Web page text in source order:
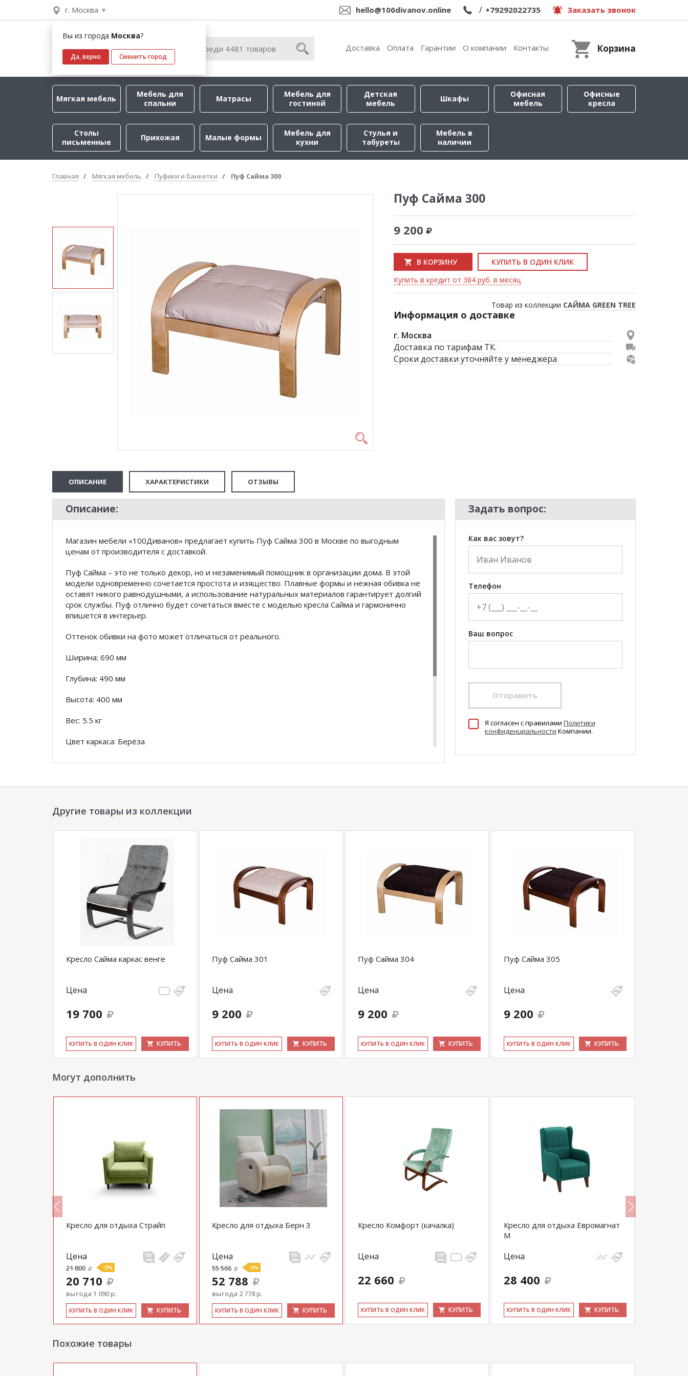
г. Москва
Вы из города Москва?
Да, верно Сменить город
hello@100divanov.online / +79292022735 Заказать звонок
Доставка Оплата Гарантии О компании Контакты Корзина
Мягкая мебель
Мебель для
спальни
Матрасы
Мебель для
гостиной
Детская
мебель
Шкафы
Офисная
мебель
Офисные
кресла
Столы
письменные
Прихожая Малые формы
Мебель для
кухни
Стулья и
табуреты
Мебель в
наличии
Главная Мягкая мебель Пуфики и банкетки Пуф Сайма 300
Пуф Сайма 300
9 200
В КОРЗИНУ
КУПИТЬ В ОДИН КЛИК
Купить в кредит от 384 руб. в месяц
Товар из коллекции САЙМА GREEN TREE
Информация о доставке
г. Москва
Доставка по тарифам ТК.
Сроки доставки уточняйте у менеджера
ОПИСАНИЕ ХАРАКТЕРИСТИКИ ОТЗЫВЫ
Описание:
Магазин мебели «100Диванов» предлагает купить Пуф Сайма 300 в Москве по выгодным
ценам от производителя с доставкой.
Пуф Сайма – это не только декор, но и незаменимый помощник в организации дома. В этой
модели одновременно сочетается простота и изящество. Плавные формы и нежная обивка не
оставят никого равнодушными, а использование натуральных материалов гарантирует долгий
срок службы. Пуф отлично будет сочетаться вместе с моделью кресла Сайма и гармонично
впишется в интерьер.
Оттенок обивки на фото может отличаться от реального.
Ширина: 690 мм
Глубина: 490 мм
Высота: 400 мм
Вес: 5.5 кг
Цвет каркаса: Берёза
Вариант обивки: Экокожа бежевый
Задать вопрос:
Как вас зовут?
Телефон
Ваш вопрос
Отправить
Я согласен c правилами Политики
конфиденциальности Компании.
Другие товары из коллекции
Кресло Сайма каркас венге
Цена
19 700
КУ­ПИТЬ В ОДИН КЛИК КУПИТЬ
Пуф Сайма 301
Цена
9 200
КУ­ПИТЬ В ОДИН КЛИК КУПИТЬ
Пуф Сайма 304
Цена
9 200
КУ­ПИТЬ В ОДИН КЛИК КУПИТЬ
Пуф Сайма 305
Цена
9 200
КУ­ПИТЬ В ОДИН КЛИК КУПИТЬ
Могут дополнить
Кресло для отдыха Страйп
Цена
21 800 -5%
20 710
выгода 1 090 р.
КУ­ПИТЬ В ОДИН КЛИК КУПИТЬ
Кресло для отдыха Берн 3
Цена
55 566 -5%
52 788
выгода 2 778 р.
КУ­ПИТЬ В ОДИН КЛИК КУПИТЬ
Кресло Комфорт (качалка)
Цена
22 660
КУ­ПИТЬ В ОДИН КЛИК КУПИТЬ
Кресло для отдыха Евромагнат
М
Цена
28 400
КУ­ПИТЬ В ОДИН КЛИК КУПИТЬ
Похожие товары